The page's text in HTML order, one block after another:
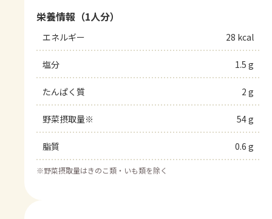
栄養情報（1人分）
エネルギー 28 kcal
塩分 1.5 g
たんぱく質 2 g
野菜摂取量※ 54 g
脂質 0.6 g
※野菜摂取量はきのこ類・いも類を除く